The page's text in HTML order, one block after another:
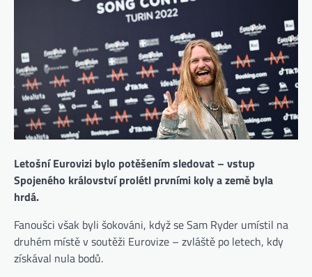
Letošní Eurovizi bylo potěšením sledovat – vstup
Spojeného království prolétl prvními koly a země byla
hrdá.
Fanoušci však byli šokováni, když se Sam Ryder umístil na
druhém místě v soutěži Eurovize – zvláště po letech, kdy
získával nula bodů.